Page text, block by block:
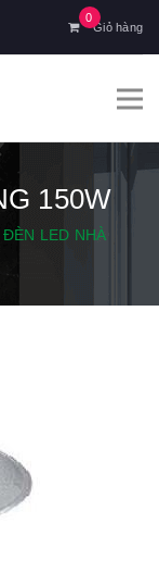
0
Giỏ hàng
150W
ĐÈN LED NHÀ